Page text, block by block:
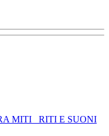
MITI _RITI E SUONI